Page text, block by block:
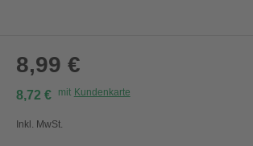
8,99 €
8,72 € mit Kundenkarte
Inkl. MwSt.